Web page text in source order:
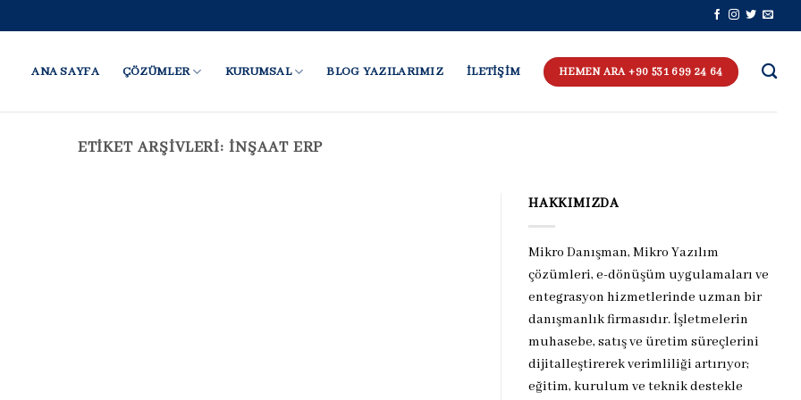
ANA SAYFA ÇÖZÜMLER KURUMSAL BLOG YAZILARIMIZ İLETİŞİM HEMEN ARA +90 531 699 24 64
ETIKET ARŞIVLERI:INŞAAT ERP
HAKKIMIZDA
Mikro Danışman, Mikro Yazılım
çözümleri, e-dönüşüm uygulamaları ve
entegrasyon hizmetlerinde uzman bir
danışmanlık firmasıdır. İşletmelerin
muhasebe, satış ve üretim süreçlerini
dijitalleştirerek verimliliği artırıyor;
eğitim, kurulum ve teknik destekle